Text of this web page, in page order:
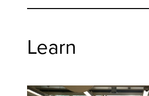
ARTIKKELIT
Learn